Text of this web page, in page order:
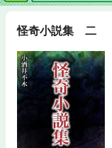
怪奇小説集 二